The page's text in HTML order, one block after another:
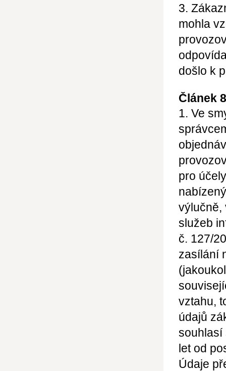
3.
mohla
došlo k
Článek
1. Ve
pro
výlučně,
služeb
č. 127/
zasílání
vztahu,
údajů
souhlasí
let od
Údaje